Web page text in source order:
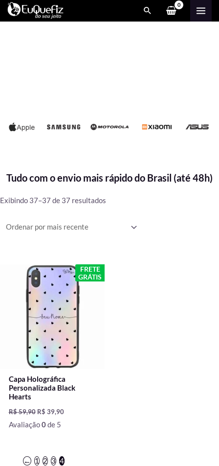
Tudo com o envio mais rápido do Brasil (até 48h)
Exibindo 37–37 de 37 resultados
FRETE
GRÁTIS
Capa Holográfica
Personalizada Black
Hearts
R$59,90
O
preço
original
era:
R$ 59,90.
R$ 39,90
O
preço
atual
R$ 39,90.
Avaliação0de 5
← 1 2 3 4